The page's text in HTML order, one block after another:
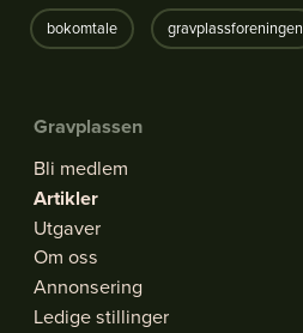
bokomtale gravplassforeningen
Gravplassen
Bli medlem
Artikler
Utgaver
Om oss
Annonsering
Ledige stillinger